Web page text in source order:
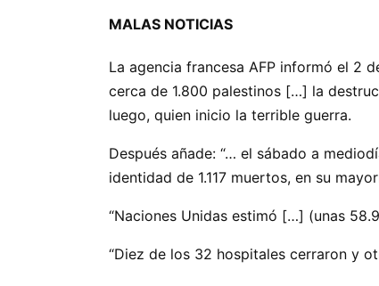
MALAS NOTICIAS
La agencia francesa AFP informó el 2
cerca de 1.800 palestinos […] la
luego, quien inicio la terrible guerra.
Después añade: “… el sábado a
identidad de 1.117 muertos, en su
“Naciones Unidas estimó […] (unas
“Diez de los 32 hospitales cerraron y